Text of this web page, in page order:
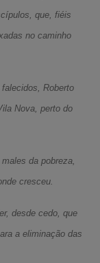
que, fiéis
no caminho
Roberto
Nova, perto do
da pobreza,
cresceu.
desde cedo, que
a eliminação das